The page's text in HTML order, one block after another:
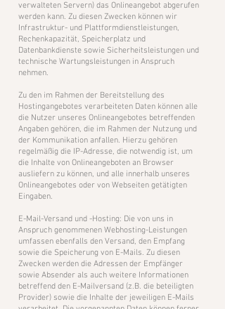
verwalteten Servern) das Onlineangebot abgerufen
werden kann. Zu diesen Zwecken können wir
Infrastruktur- und Plattformdienstleistungen,
Rechenkapazität, Speicherplatz und
Datenbankdienste sowie Sicherheitsleistungen und
technische Wartungsleistungen in Anspruch
nehmen.
Zu den im Rahmen der Bereitstellung des
Hostingangebotes verarbeiteten Daten können alle
die Nutzer unseres Onlineangebotes betreffenden
Angaben gehören, die im Rahmen der Nutzung und
der Kommunikation anfallen. Hierzu gehören
regelmäßig die IP-Adresse, die notwendig ist, um
die Inhalte von Onlineangeboten an Browser
ausliefern zu können, und alle innerhalb unseres
Onlineangebotes oder von Webseiten getätigten
Eingaben.
E-Mail-Versand und -Hosting: Die von uns in
Anspruch genommenen Webhosting-Leistungen
umfassen ebenfalls den Versand, den Empfang
sowie die Speicherung von E-Mails. Zu diesen
Zwecken werden die Adressen der Empfänger
sowie Absender als auch weitere Informationen
betreffend den E-Mailversand (z.B. die beteiligten
Provider) sowie die Inhalte der jeweiligen E-Mails